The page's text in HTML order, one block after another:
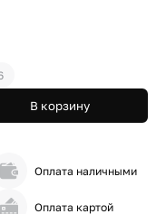
В корзину
Оплата наличными
Оплата картой